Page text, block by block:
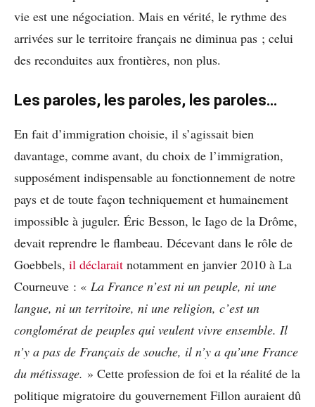
vie est une négociation. Mais en vérité, le rythme des
arrivées sur le territoire français ne diminua pas ; celui
des reconduites aux frontières, non plus.
Les paroles, les paroles, les paroles…
En fait d’immigration choisie, il s’agissait bien
davantage, comme avant, du choix de l’immigration,
supposément indispensable au fonctionnement de notre
pays et de toute façon techniquement et humainement
impossible à juguler. Éric Besson, le Iago de la Drôme,
devait reprendre le flambeau. Décevant dans le rôle de
Goebbels, il déclarait notamment en janvier 2010 à La
Courneuve : « La France n’est ni un peuple, ni une
langue, ni un territoire, ni une religion, c’est un
conglomérat de peuples qui veulent vivre ensemble. Il
n’y a pas de Français de souche, il n’y a qu’une France
du métissage. » Cette profession de foi et la réalité de la
politique migratoire du gouvernement Fillon auraient dû